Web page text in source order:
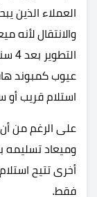
العملاء الذين
والانتقال لأنه
عيوب كمبوند
استلام قريب
على الرغم من أن
أخرى تتيح
فقط.